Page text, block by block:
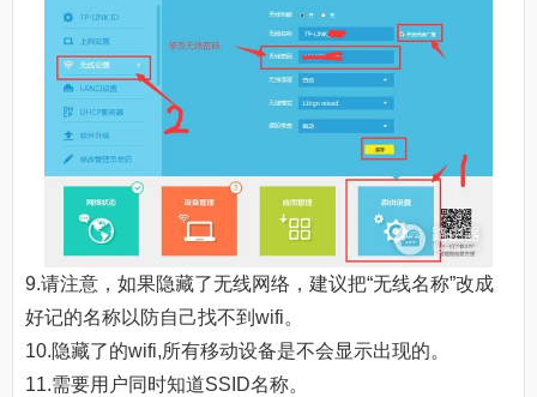
9.请注意，如果隐藏了无线网络，建议把“无线名称”改成
好记的名称以防自己找不到wifi。
10.隐藏了的wifi,所有移动设备是不会显示出现的。
11.需要用户同时知道SSID名称。